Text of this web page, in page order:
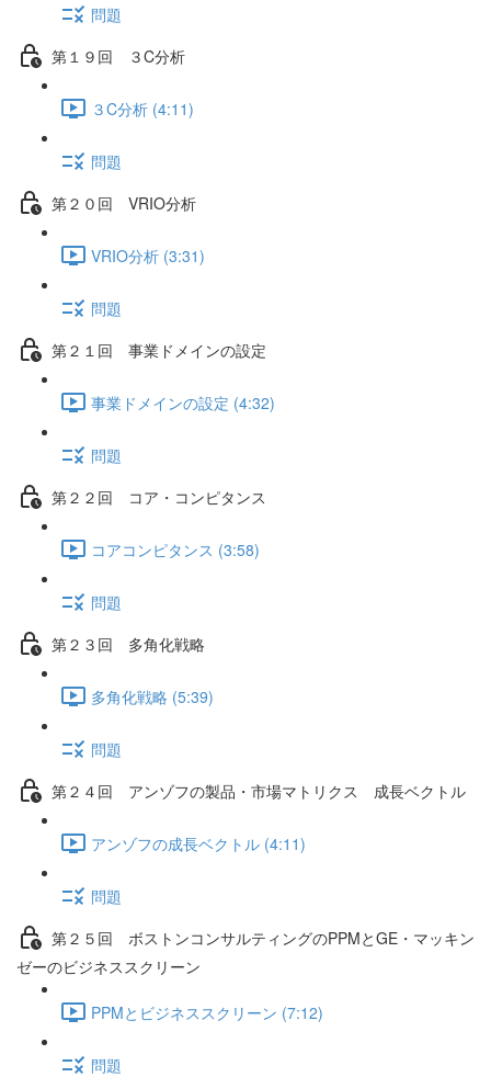
問題
第１９回 ３C分析
３C分析 (4:11)
問題
第２０回 VRIO分析
VRIO分析 (3:31)
問題
第２１回 事業ドメインの設定
事業ドメインの設定 (4:32)
問題
第２２回 コア・コンピタンス
コアコンピタンス (3:58)
問題
第２３回 多角化戦略
多角化戦略 (5:39)
問題
第２４回 アンゾフの製品・市場マトリクス 成長ベクトル
アンゾフの成長ベクトル (4:11)
問題
第２５回 ボストンコンサルティングのPPMとGE・マッキン
ゼーのビジネススクリーン
PPMとビジネススクリーン (7:12)
問題